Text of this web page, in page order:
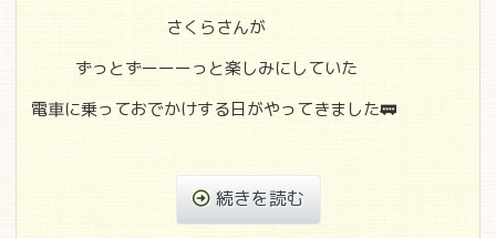
さくらさんが
ずっとずーーーっと楽しみにしていた
電車に乗っておでかけする日がやってきました🚃
続きを読む